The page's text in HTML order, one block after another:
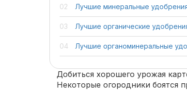
Лучшие минеральные
Лучшие органические
Лучшие органоминеральные
Добиться хорошего урожая
Некоторые огородники боятся